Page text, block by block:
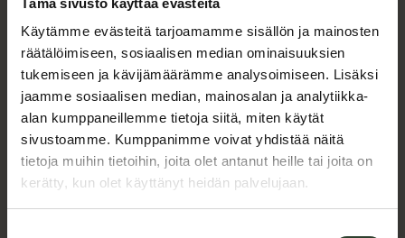
Käytämme evästeitä tarjoamamme sisällön ja mainosten
räätälöimiseen, sosiaalisen median ominaisuuksien
tukemiseen ja kävijämäärämme analysoimiseen. Lisäksi
jaamme sosiaalisen median, mainosalan ja analytiikka-
alan kumppaneillemme tietoja siitä, miten käytät
sivustoamme. Kumppanimme voivat yhdistää näitä
tietoja muihin tietoihin, joita olet antanut heille tai joita on
kerätty, kun olet käyttänyt heidän palvelujaan.
odotukset siirtyvät alkutuotantoon asti.
”Alkutuotannon pitää täyttää ne vastuullisuuden rajat, mitkä
me olemme sinne asettaneet. Tuotantoketjulta vaaditaan
muun muassa sertifikaatteja.
Hiilijalanjälki sekä
lasketaan että hyvitetään